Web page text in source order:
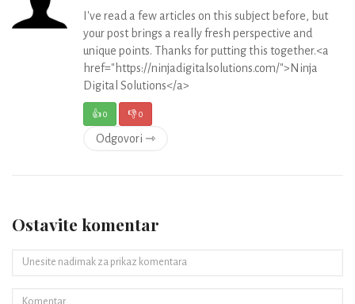
I've read a few articles on this subject before, but
your post brings a really fresh perspective and
unique points. Thanks for putting this together.<a
href="https://ninjadigitalsolutions.com/">Ninja
Digital Solutions</a>
👍0 👎0
Odgovori ⇾
Ostavite komentar